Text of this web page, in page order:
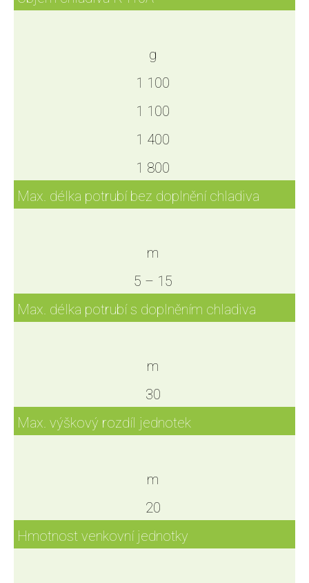
g
1 100
1 100
1 400
1 800
Max. délka potrubí bez doplnění chladiva
m
5 – 15
Max. délka potrubí s doplněním chladiva
m
30
Max. výškový rozdíl jednotek
m
20
Hmotnost venkovní jednotky